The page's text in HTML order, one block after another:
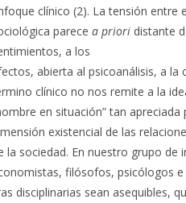
clínico (2). La tensión
parece a priori distante
a los
abierta al psicoanálisis, a la
clínico no nos remite a la
en situación” tan
existencial de las
la sociedad. En nuestro grupo
filósofos, psicólogos e
disciplinarias sean asequibles,